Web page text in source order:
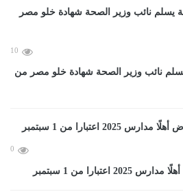
10
نائب وزير الصحة شهادة خلو مصر من
0
من 1 سبتمبر